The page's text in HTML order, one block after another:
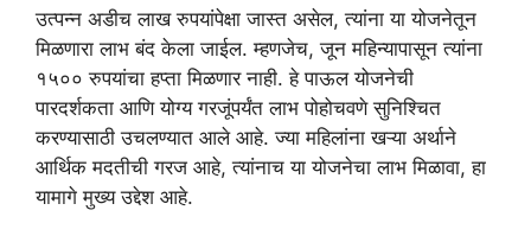
उत्पन्न अडीच लाख रुपयांपेक्षा जास्त असेल, त्यांना या योजनेतून
मिळणारा लाभ बंद केला जाईल. म्हणजेच, जून महिन्यापासून त्यांना
१५०० रुपयांचा हप्ता मिळणार नाही. हे पाऊल योजनेची
पारदर्शकता आणि योग्य गरजूंपर्यंत लाभ पोहोचवणे सुनिश्चित
करण्यासाठी उचलण्यात आले आहे. ज्या महिलांना खऱ्या अर्थाने
आर्थिक मदतीची गरज आहे, त्यांनाच या योजनेचा लाभ मिळावा, हा
यामागे मुख्य उद्देश आहे.